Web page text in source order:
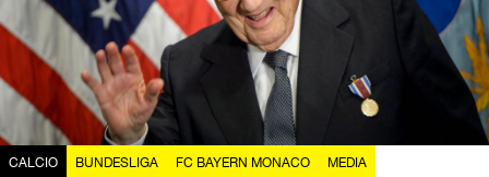
CALCIO BUNDESLIGA FC BAYERN MONACO MEDIA